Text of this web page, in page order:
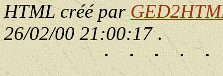
HTML créé par
26/02/00 21:00:17.